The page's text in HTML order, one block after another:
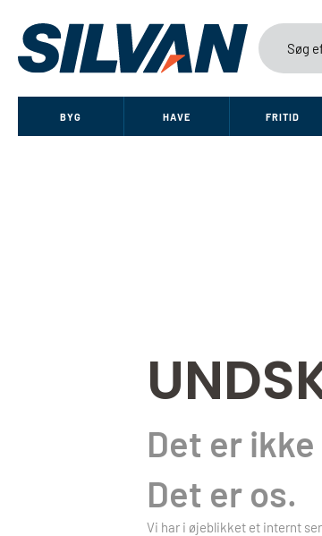
BYG HAVE FRITID
Det er
Det er os.
Vi har i øjeblikket et internt